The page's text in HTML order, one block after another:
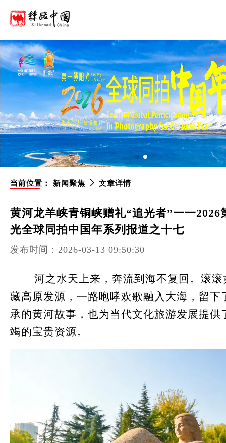
当前位置： 新闻聚焦 文章详情
黄河龙羊峡青铜峡赠礼“追光者”一一2026
光全球同拍中国年系列报道之十七
发布时间：2026-03-13 09:50:30
河之水天上来，奔流到海不复回。滚滚
藏高原发源，一路咆哮欢歌融入大海，留下
承的黄河故事，也为当代文化旅游发展提供
竭的宝贵资源。